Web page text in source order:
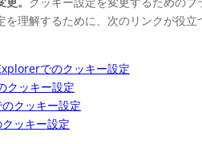
を理解するために、次のリンクが役
でのクッキー設定
クッキー設定
クッキー設定
ッキー設定